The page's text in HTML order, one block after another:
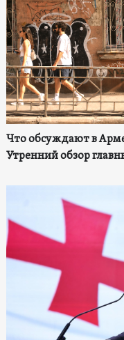
Что обсуждают в
Утренний обзор